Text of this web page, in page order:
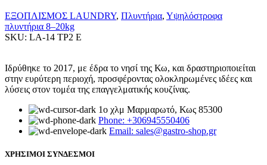
ΕΞΟΠΛΙΣΜΟΣ LAUNDRY, Πλυντήρια, Υψηλόστροφα
πλυντήρια 8–20kg
SKU: LA-14 TP2 E
Ιδρύθηκε το 2017, με έδρα το νησί της Κω, και δραστηριοποιείται
στην ευρύτερη περιοχή, προσφέροντας ολοκληρωμένες ιδέες και
λύσεις στον τομέα της επαγγελματικής κουζίνας.
1ο χλμ Μαρμαρωτό, Κως 85300
Phone: +306945550406
Email: sales@gastro-shop.gr
ΧΡΗΣΙΜΟΙ ΣΥΝΔΕΣΜΟΙ